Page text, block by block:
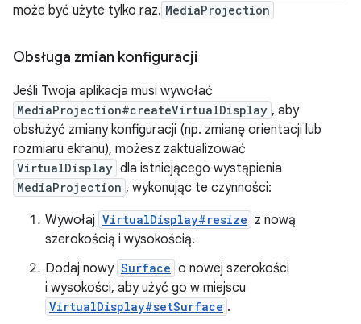
może być użyte tylko raz. MediaProjection
Obsługa zmian konfiguracji
Jeśli Twoja aplikacja musi wywołać
MediaProjection#createVirtualDisplay , aby
obsłużyć zmiany konfiguracji (np. zmianę orientacji lub
rozmiaru ekranu), możesz zaktualizować
VirtualDisplay dla istniejącego wystąpienia
MediaProjection , wykonując te czynności:
Wywołaj VirtualDisplay#resize z nową
szerokością i wysokością.
Dodaj nowy Surface o nowej szerokości
i wysokości, aby użyć go w miejscu
VirtualDisplay#setSurface .